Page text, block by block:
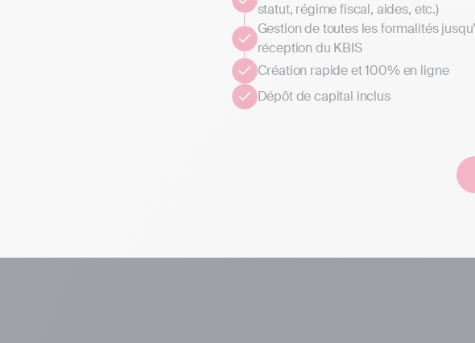
statut, régime fiscal, aides, etc.)
Gestion de toutes les formalités
réception du KBIS
Création rapide et 100% en ligne
Dépôt de capital inclus